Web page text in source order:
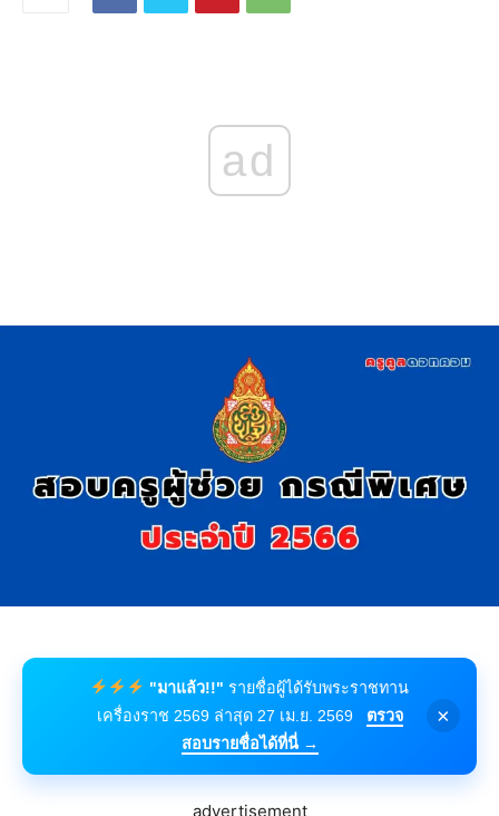
ad
"มาแล้ว!!" รายชื่อผู้ได้รับพระราชทาน
เครื่องราช 2569 ล่าสุด 27 เม.ย. 2569
ตรวจ
สอบรายชื่อได้ที่นี่ →
×
advertisement